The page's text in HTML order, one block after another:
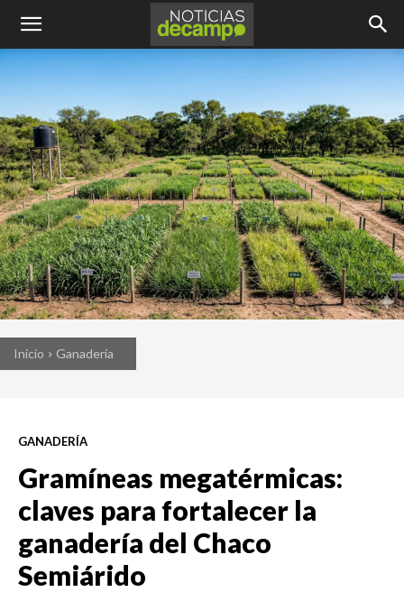
Inicio Ganadería
GANADERÍA
Gramíneas megatérmicas:
claves para fortalecer la
ganadería del Chaco
Semiárido